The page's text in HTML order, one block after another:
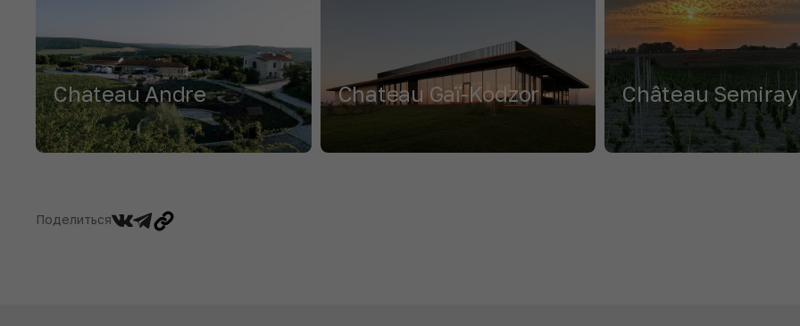
Chateau Andre Chateau Gaï-Kodzor Château Semiray
Поделиться